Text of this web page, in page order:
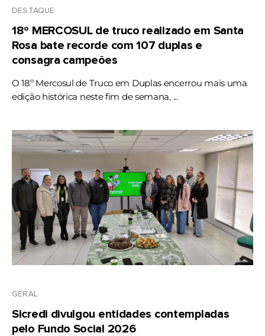
DESTAQUE
18º MERCOSUL de truco realizado em Santa
Rosa bate recorde com 107 duplas e
consagra campeões
O 18º Mercosul de Truco em Duplas encerrou mais uma
edição histórica neste fim de semana, ...
GERAL
Sicredi divulgou entidades contempladas
pelo Fundo Social 2026